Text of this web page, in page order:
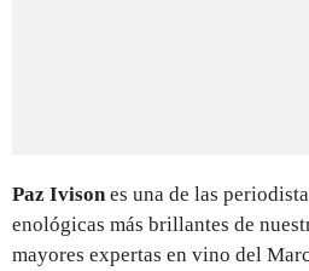
Paz Ivisones una de las
enológicas más brillantes de
mayores expertas en vino del